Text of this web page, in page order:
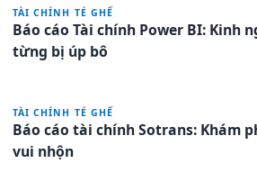
TÀI CHÍNH TÉ GHẾ
Báo cáo Tài chính Power BI: Kinh
từng bị úp bô
TÀI CHÍNH TÉ GHẾ
Báo cáo tài chính Sotrans: Khám
vui nhộn